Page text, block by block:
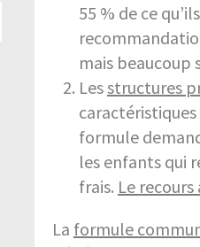
55 % de ce
mais beaucoup
Lesstructures
formule
les enfants qui
frais. Le
La formule